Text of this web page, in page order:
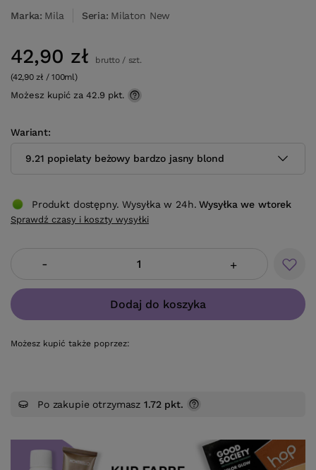
Marka Mila Seria Milaton New
Wariant
9.21 popielaty beżowy bardzo jasny blond
42,90 zł brutto/ szt.
(42,90 zł / 100ml)
Możesz kupić za 42.9 pkt.
- +
Dodaj do koszyka
Możesz kupić także poprzez:
Produkt dostępny. Wysyłka w 24h. Wysyłkawe wtorek
Sprawdź czasy i koszty wysyłki
Po zakupie otrzymasz1.72 pkt.